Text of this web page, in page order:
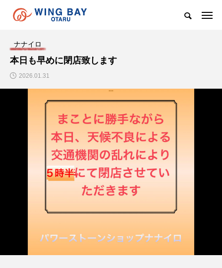
ナナイロ
本日も早めに閉店致します
2026.01.31